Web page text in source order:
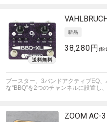
38,280円 (税
ブースター、3バンドアクティブEQ
な“BBQ”を2つのチャンネルに設置し
ZOOM AC-